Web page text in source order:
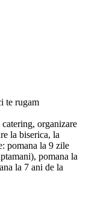
te rugam
organizare
la biserica, la
pomana la 9 zile
pomana la
la 7 ani de la